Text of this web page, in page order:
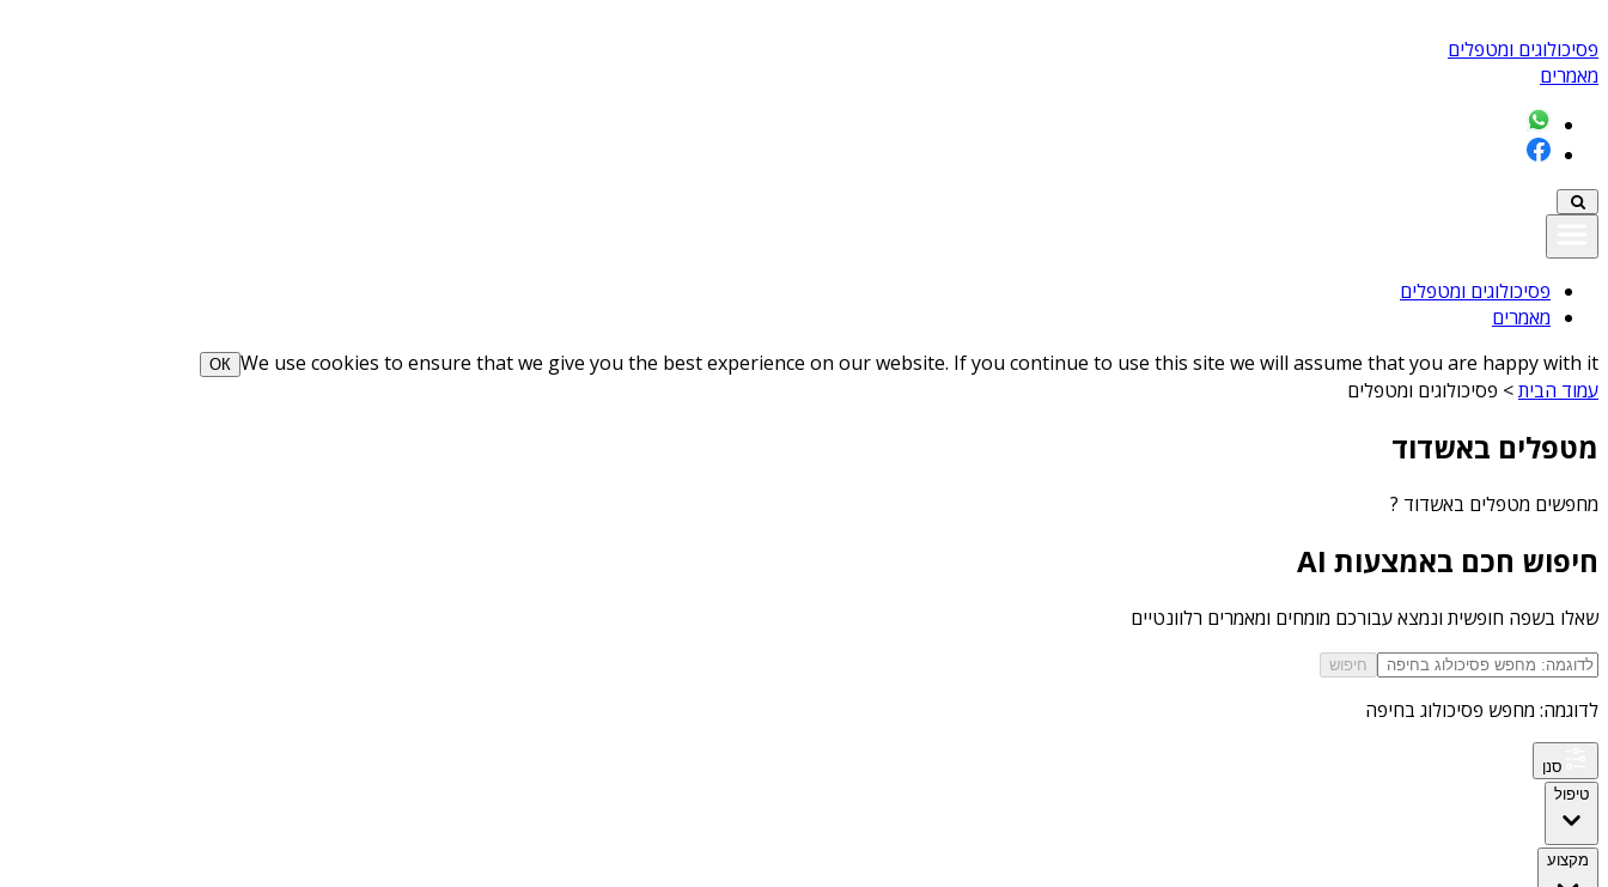
פסיכולוגים ומטפלים
מאמרים
פסיכולוגים ומטפלים
מאמרים
We use cookies to ensure that we give you the best experience on our website. If you continue to use this site we will assume that you are happy with it
ОК
עמוד הבית> פסיכולוגים ומטפלים
מטפלים באשדוד
מחפשים מטפלים באשדוד ?
חיפוש חכם באמצעות AI
שאלו בשפה חופשית ונמצא עבורכם מומחים ומאמרים רלוונטיים
חיפוש
לדוגמה: מחפש פסיכולוג בחיפה
סנן
טיפול
מקצוע